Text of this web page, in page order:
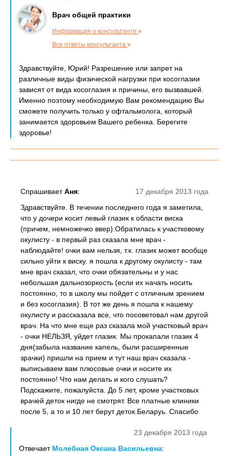
Врач общей практики
Информация о консультанте
Все ответы консультанта
Здравствуйте, Юрий! Разрешение или запрет на
различные виды физической нагрузки при косоглазии
зависят от вида косоглазия и причины, его вызвавшей.
Именно поэтому необходимую Вам рекомендацию Вы
сможете получить только у офтальмолога, который
занимается здоровьем Вашего ребенка. Берегите
здоровье!
17 декабря 2013 года
СпрашиваетАня:
Здравствуйте. В течении последнего года я заметила,
что у дочери косит левый глазик к области виска
(причем, немножечко ввер).Обратилась к участковому
окулисту - в первый раз сказала мне врач -
наблюдайте! очки вам нельзя, т.к. глазик может вообще
сильно уйти к виску. я пошла к другому окулисту - там
мне врач сказал, что очки обязательны и у нас
небольшая дальнозоркость (если их начать носить
постоянно, то в школу мы пойдет с отличным зрением
и без косоглазия). В тот же день я пошла к нашему
окулисту и рассказала все, что посоветовал нам другой
врач. На что мне еще раз сказала мой участковый врач
- очки НЕЛЬЗЯ, уйдет глазик. Мы прокапали глазик 4
дня(забыла название капель, были расширенные
зрачки) пришли на прием и тут наш врач сказала -
выписываем вам плюсовые очки и носите их
постоянно! Что нам делать и кого слушать?
Подскажите, пожалуйста. До 5 лет, кроме участковых
врачей деток нигде не смотрят. Все платные клиники
после 5, а то и 10 лет берут деток.Беларуь. Спасибо
23 декабря 2013 года
Отвечает Молебная Оксана Васильевна: